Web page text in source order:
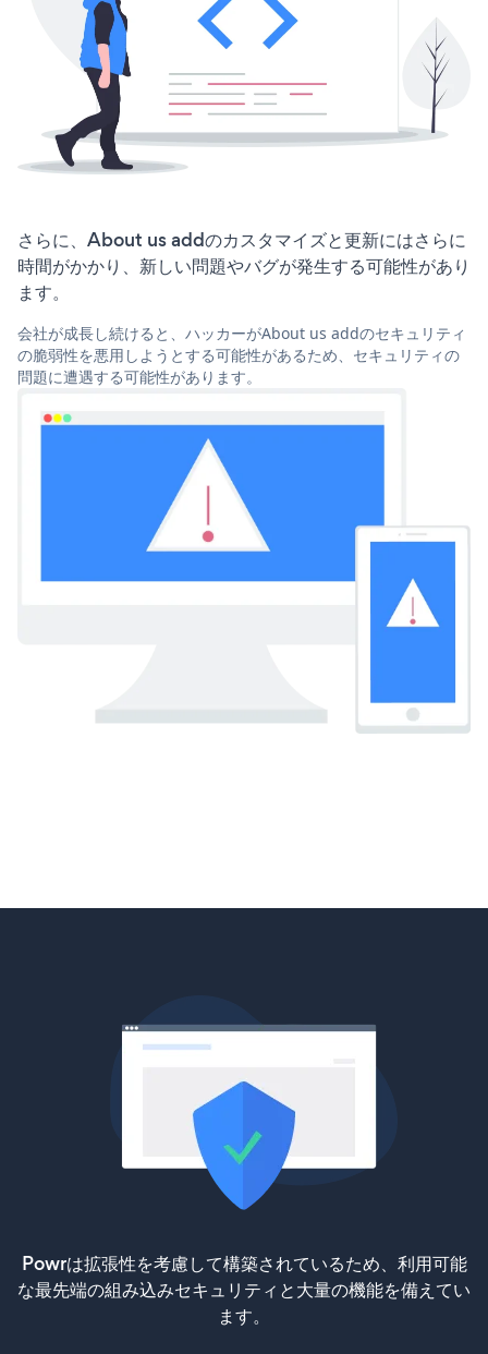
さらに、About us addのカスタマイズと更新にはさらに
時間がかかり、新しい問題やバグが発生する可能性があり
ます。
会社が成長し続けると、ハッカーがAbout us addのセキュリティ
の脆弱性を悪用しようとする可能性があるため、セキュリティの
問題に遭遇する可能性があります。
Powrは拡張性を考慮して構築されているため、利用可能
な最先端の組み込みセキュリティと大量の機能を備えてい
ます。